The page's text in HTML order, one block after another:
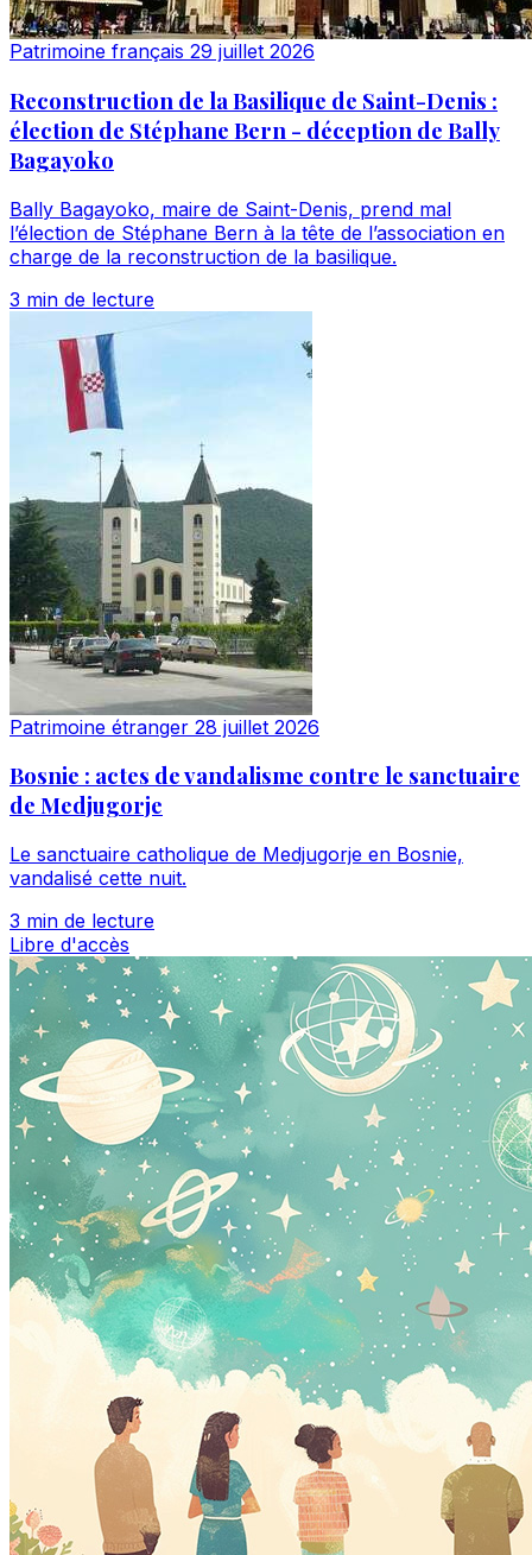
Patrimoine français 29 juillet 2026
Reconstruction de la Basilique de Saint-Denis :
élection de Stéphane Bern - déception de Bally
Bagayoko
Bally Bagayoko, maire de Saint-Denis, prend mal
l’élection de Stéphane Bern à la tête de l’association en
charge de la reconstruction de la basilique.
3 min de lecture
Patrimoine étranger 28 juillet 2026
Bosnie : actes de vandalisme contre le sanctuaire
de Medjugorje
Le sanctuaire catholique de Medjugorje en Bosnie,
vandalisé cette nuit.
3 min de lecture
Libre d'accès